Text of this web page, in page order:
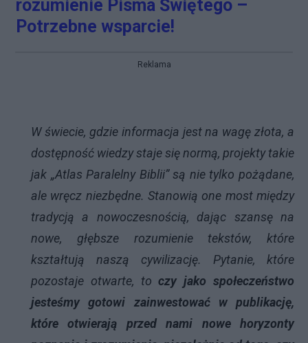
rozumienie Pisma Świętego –
Potrzebne wsparcie!
Reklama
W świecie, gdzie informacja jest na wagę złota, a
dostępność wiedzy staje się normą, projekty takie
jak „Atlas Paralelny Biblii” są nie tylko pożądane,
ale wręcz niezbędne. Stanowią one most między
tradycją a nowoczesnością, dając szansę na
nowe, głębsze rozumienie tekstów, które
kształtują naszą cywilizację. Pytanie, które
pozostaje otwarte, toczy jako społeczeństwo
jesteśmy gotowi zainwestować w publikację,
które otwierają przed nami nowe horyzonty